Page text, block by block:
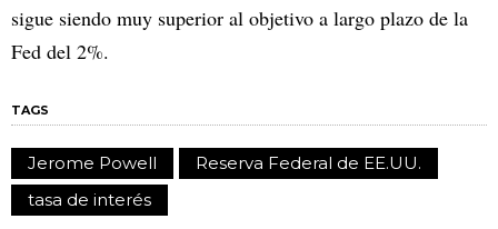
sigue siendo muy superior al objetivo a largo plazo de la
Fed del 2%.
TAGS
Jerome Powell
Reserva Federal de EE.UU.
tasa de interés